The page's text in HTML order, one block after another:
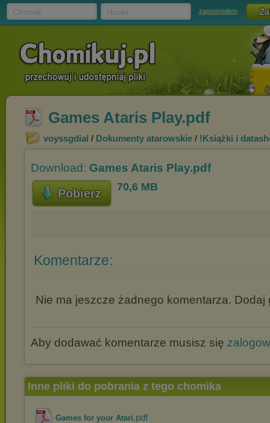
zapomniałem
Games Ataris Play.pdf
voyssgdial / Dokumenty atarowskie / !Książki i
Download: Games Ataris Play.pdf
Pobierz 70,6 MB
Komentarze:
Nie ma jeszcze żadnego komentarza. Dodaj
Aby dodawać komentarze musisz się
Inne pliki do pobrania z tego chomika
Games for your Atari.pdf